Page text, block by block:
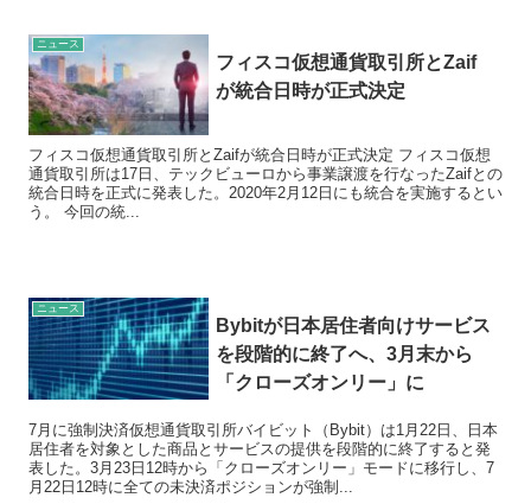
ニュース
フィスコ仮想通貨取引所とZaif
が統合日時が正式決定
フィスコ仮想通貨取引所とZaifが統合日時が正式決定 フィスコ仮想
通貨取引所は17日、テックビューロから事業譲渡を行なったZaifとの
統合日時を正式に発表した。2020年2月12日にも統合を実施するとい
う。 今回の統...
ニュース
Bybitが日本居住者向けサービス
を段階的に終了へ、3月末から
「クローズオンリー」に
7月に強制決済仮想通貨取引所バイビット（Bybit）は1月22日、日本
居住者を対象とした商品とサービスの提供を段階的に終了すると発
表した。3月23日12時から「クローズオンリー」モードに移行し、7
月22日12時に全ての未決済ポジションが強制...